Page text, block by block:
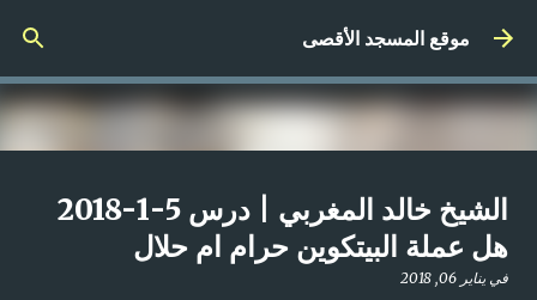
التخطي إلى المحتوى الرئيسيموقع المسجد الأقصى
صلاة المغرب مباشر من المسجد
الأقصى المبارك | الاثنين 21-4-2025م
فيأبريل 21, 2025
الشيخ خالد المغربي | درس 5-1-2018
هل عملة البيتكوين حرام ام حلال
في يناير 06, 2018